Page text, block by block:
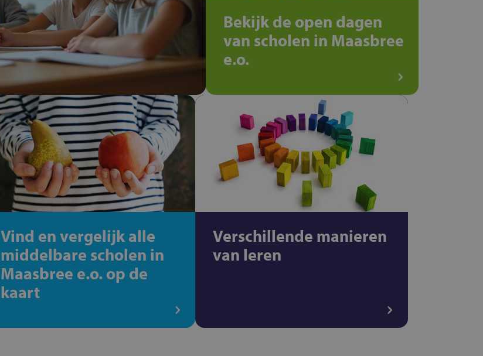
Bekijk de open dagen
van scholen in Maasbree
e.o.
Vind en vergelijk alle
middelbare scholen in
Maasbree e.o. op de
kaart
Verschillende manieren
van leren